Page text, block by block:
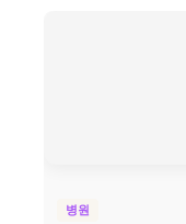
병원